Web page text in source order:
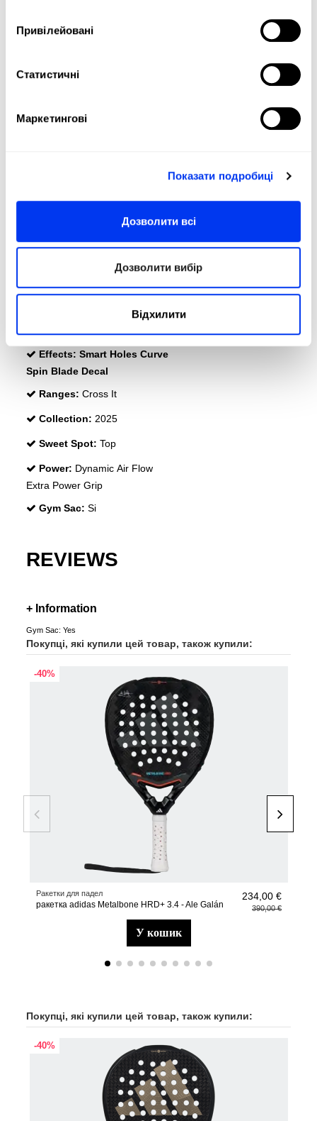
Привілейовані
Статистичні
Маркетингові
Показати подробиці
Дозволити всі
Дозволити вибір
Відхилити
Type of Game:
38 Mm
Protector: 3M Protector Tape
Eva Soft Performance
Face: Fiberglass
11 Thirteen
Structural Reinforcement
Effects: Smart Holes Curve
Spin Blade Decal
Ranges: Cross It
Collection: 2025
Sweet Spot: Top
Power: Dynamic Air Flow
Extra Power Grip
Gym Sac: Si
REVIEWS
+ Information
Gym Sac: Yes
Покупці, які купили цей товар, також купили:
-40%
Ракетки для падел
ракетка adidas Metalbone HRD+ 3.4 - Ale Galán
234,00 €
390,00 €
у кошик
Покупці, які купили цей товар, також купили:
-40%